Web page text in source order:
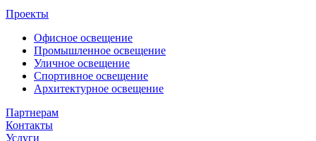
Проекты
Офисное освещение
Промышленное освещение
Уличное освещение
Спортивное освещение
Архитектурное освещение
Партнерам
Контакты
Услуги